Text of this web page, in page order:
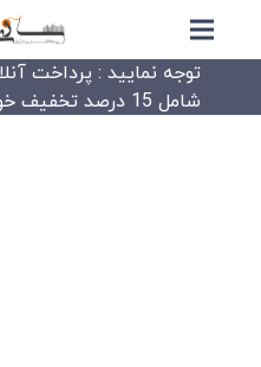
توجه نمایید : پرداخت
شامل 15 درصد تخفیف خواهد شد.